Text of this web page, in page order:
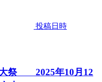
投稿日時
祭 2025年10月12